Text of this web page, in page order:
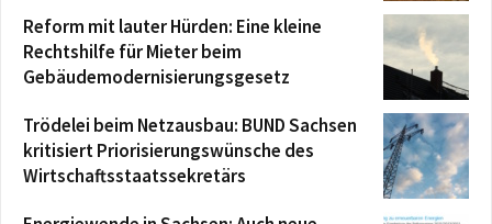
Reform mit lauter Hürden: Eine kleine
Rechtshilfe für Mieter beim
Gebäudemodernisierungsgesetz
Trödelei beim Netzausbau: BUND Sachsen
kritisiert Priorisierungswünsche des
Wirtschaftsstaatssekretärs